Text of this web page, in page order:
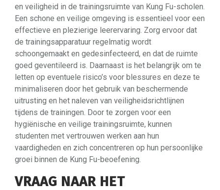
en veiligheid in de trainingsruimte van Kung Fu-scholen.
Een schone en veilige omgeving is essentieel voor een
effectieve en plezierige leerervaring. Zorg ervoor dat
de trainingsapparatuur regelmatig wordt
schoongemaakt en gedesinfecteerd, en dat de ruimte
goed geventileerd is. Daarnaast is het belangrijk om te
letten op eventuele risico’s voor blessures en deze te
minimaliseren door het gebruik van beschermende
uitrusting en het naleven van veiligheidsrichtlijnen
tijdens de trainingen. Door te zorgen voor een
hygiënische en veilige trainingsruimte, kunnen
studenten met vertrouwen werken aan hun
vaardigheden en zich concentreren op hun persoonlijke
groei binnen de Kung Fu-beoefening.
VRAAG NAAR HET